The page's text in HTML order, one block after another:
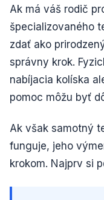
Ak má váš rodič
špecializovaného
zdať ako
správny krok.
nabíjacia kolíska
pomoc môžu byť
Ak však samotný
funguje, jeho
krokom. Najprv si